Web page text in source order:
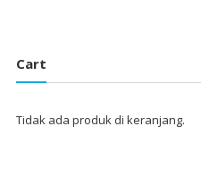
Cart
Tidak ada produk di keranjang.